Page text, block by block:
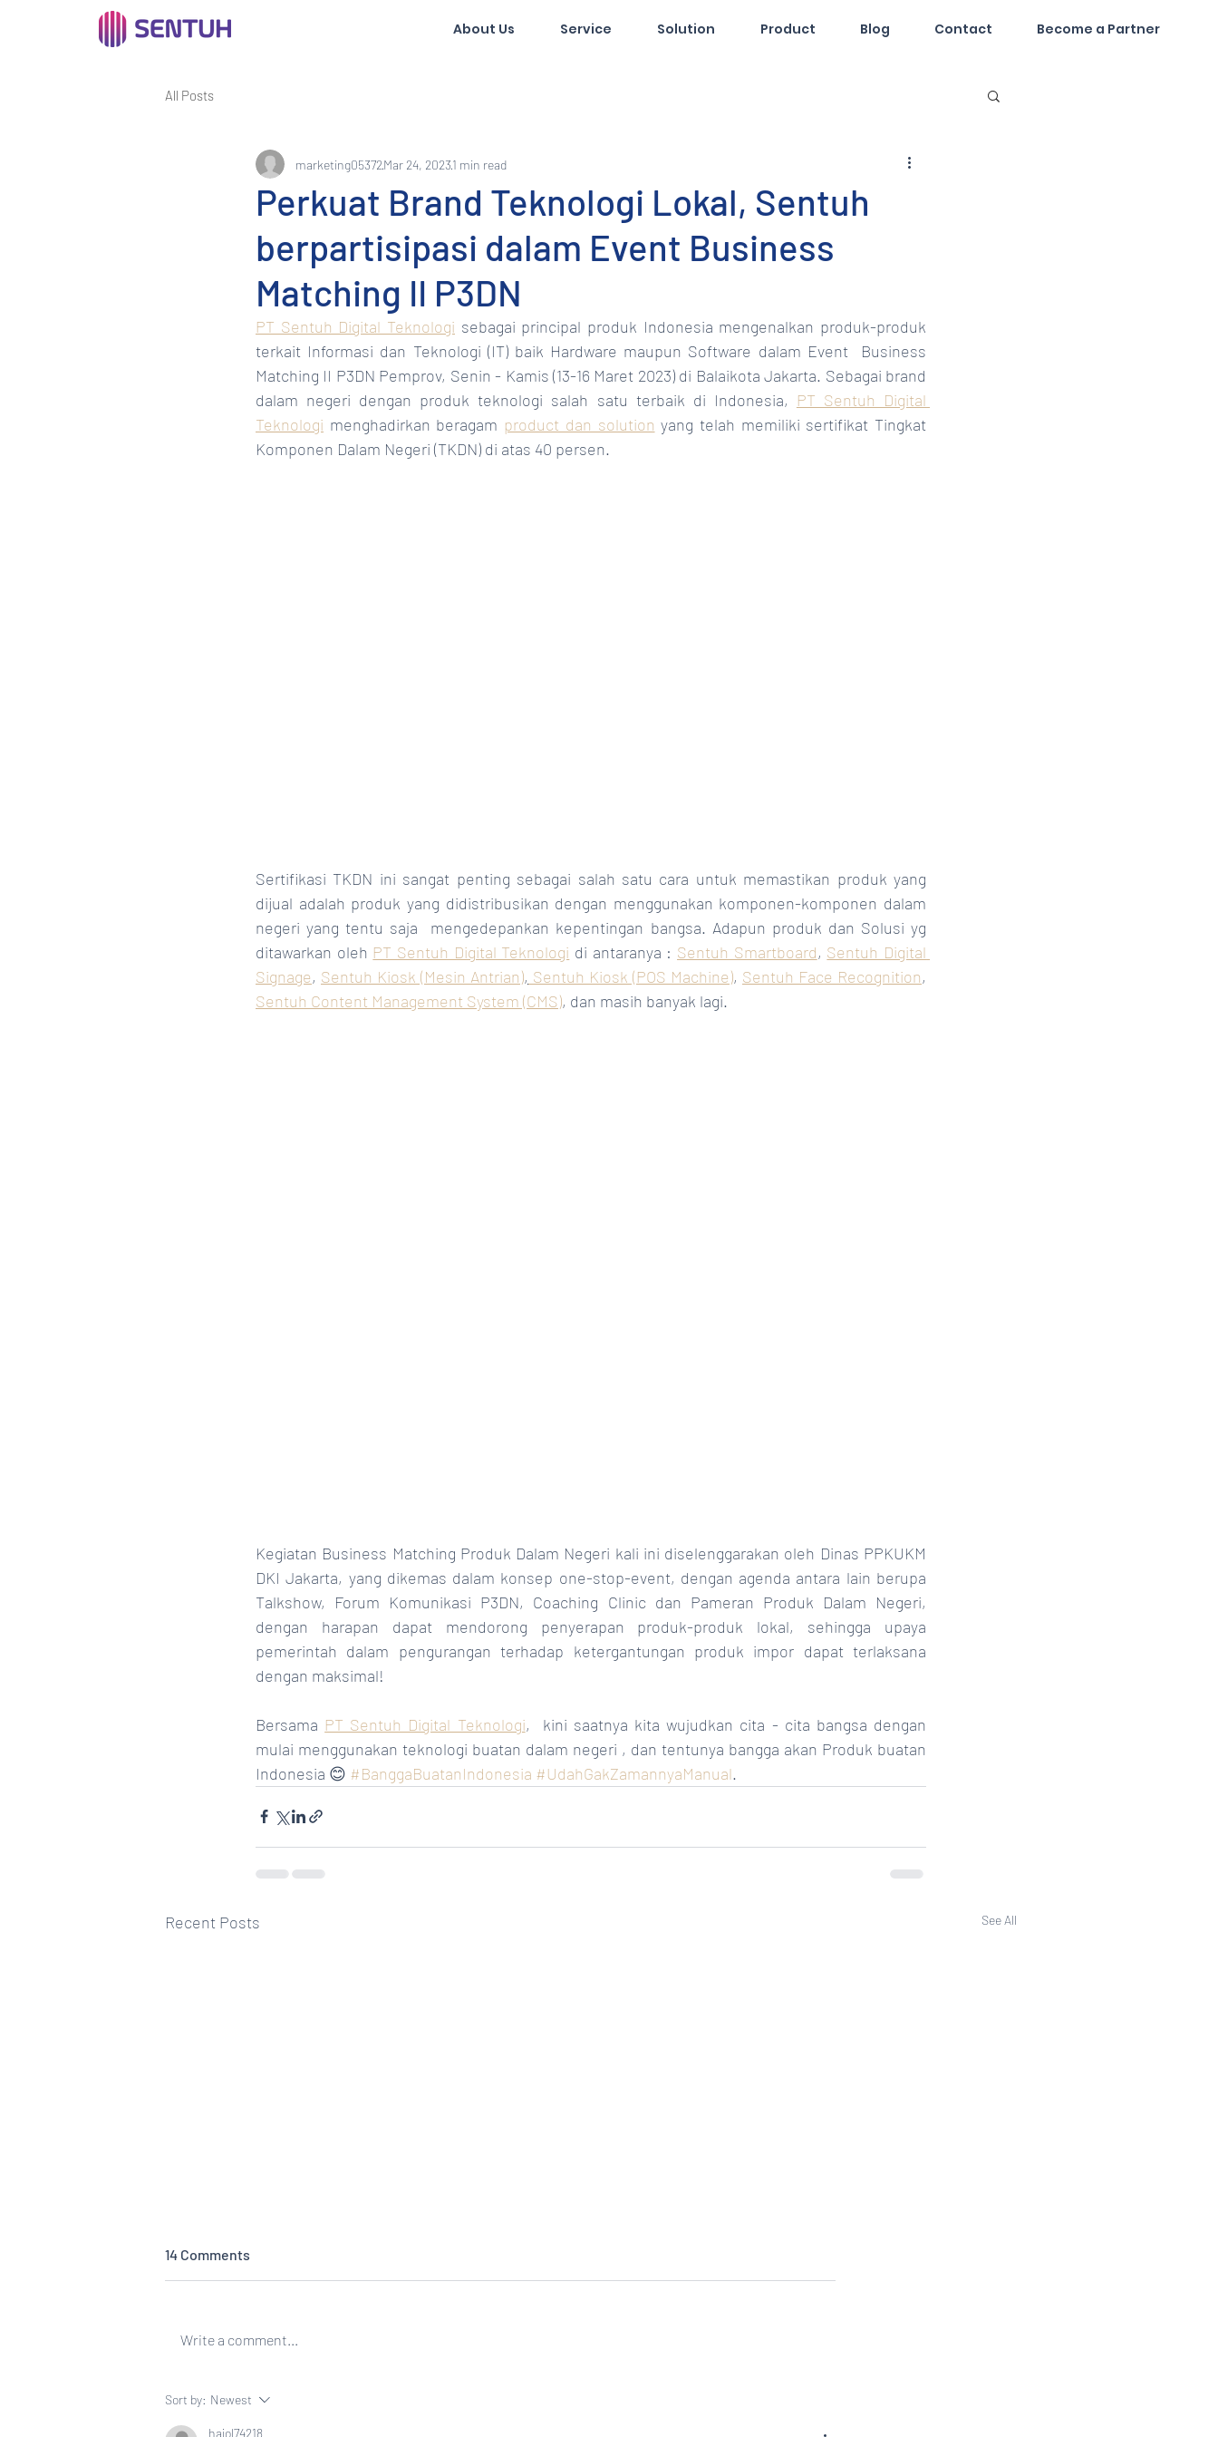
About Us Service Solution Product Blog Contact Become a Partner
All Posts
Perkuat Brand Teknologi Lokal, Sentuh
berpartisipasi dalam Event Business
Matching II P3DN
marketing05372Mar 24, 20231 min read
PT Sentuh Digital Teknologi sebagai principal produk Indonesia mengenalkan produk-produk
terkait Informasi dan Teknologi (IT) baik Hardware maupun Software dalam Event  Business
Matching II P3DN Pemprov, Senin - Kamis (13-16 Maret 2023) di Balaikota Jakarta. Sebagai brand
dalam negeri dengan produk teknologi salah satu terbaik di Indonesia, PT Sentuh Digital
Teknologi menghadirkan beragam product dan solution yang telah memiliki sertifikat Tingkat
Komponen Dalam Negeri (TKDN) di atas 40 persen.
Sertifikasi TKDN ini sangat penting sebagai salah satu cara untuk memastikan produk yang
dijual adalah produk yang didistribusikan dengan menggunakan komponen-komponen dalam
negeri yang tentu saja  mengedepankan kepentingan bangsa. Adapun produk dan Solusi yg
ditawarkan oleh PT Sentuh Digital Teknologi di antaranya : Sentuh Smartboard, Sentuh Digital
Signage, Sentuh Kiosk (Mesin Antrian), Sentuh Kiosk (POS Machine), Sentuh Face Recognition
Sentuh Content Management System (CMS), dan masih banyak lagi.
Kegiatan Business Matching Produk Dalam Negeri kali ini diselenggarakan oleh Dinas PPKUKM
DKI Jakarta, yang dikemas dalam konsep one-stop-event, dengan agenda antara lain berupa
Talkshow, Forum Komunikasi P3DN, Coaching Clinic dan Pameran Produk Dalam Negeri,
dengan harapan dapat mendorong penyerapan produk-produk lokal, sehingga upaya
pemerintah dalam pengurangan terhadap ketergantungan produk impor dapat terlaksana
dengan maksimal!
Bersama PT Sentuh Digital Teknologi,  kini saatnya kita wujudkan cita - cita bangsa dengan
mulai menggunakan teknologi buatan dalam negeri , dan tentunya bangga akan Produk buatan
Indonesia 😊 #BanggaBuatanIndonesia #UdahGakZamannyaManual.
Recent Posts See All
PT Sentuh Digital Teknologi
14 Comments
Write a comment...
Sort by: Newest
hajol74218